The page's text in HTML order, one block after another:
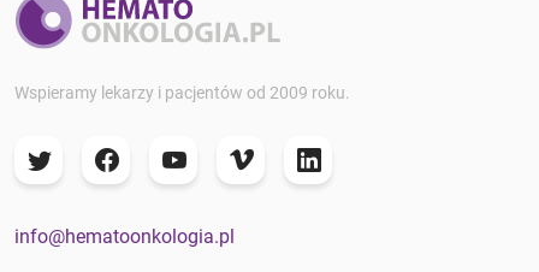
Wspieramy lekarzy i pacjentów od 2009 roku.
info@hematoonkologia.pl